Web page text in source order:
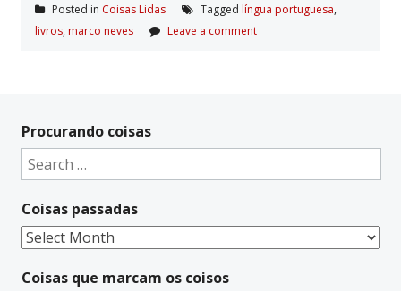
Posted in Coisas Lidas Tagged língua portuguesa,
livros, marco neves Leave a comment
Procurando coisas
Search
for:
Coisas passadas
Coisas
Coisas que marcam os coisos